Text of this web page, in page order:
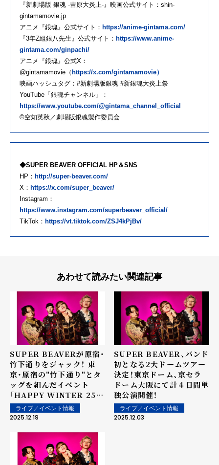
『新劇場版 銀魂 -吉原大炎上-』映画公式サイト：shin-
gintamamovie.jp
アニメ『銀魂』公式サイト： https://anime-gintama.com/
『3年Z組銀八先生』公式サイト： https://www.anime-
gintama.com/ginpachi/
アニメ『銀魂』公式X：
@gintamamovie（https://x.com/gintamamovie）
映画ハッシュタグ：#新劇場版銀魂 #新銀魂大炎上祭
YouTube「銀魂チャンネル」：
https://www.youtube.com/@gintama_channel_official
©空知英秋／劇場版銀魂製作委員会
◆SUPER BEAVER OFFICIAL HP＆SNS
HP： http://super-beaver.com/
X： https://x.com/super_beaver/
Instagram：
https://www.instagram.com/superbeaver_official/
TikTok： https://vt.tiktok.com/ZSJ4kPjBv/
あわせて読みたい関連記事
SUPER BEAVERが原宿・
竹下通りをジャック！ 東
京・原宿の"竹下通り"とタ
ッグを組んだイベント
「HAPPY WINTER 25-
26 SUPER BEAVER ×
TAKESHITA-St.」の開催
ライブ／イベント情報
2025.12.19
SUPER BEAVER、バンド
初となる2大ドームツアー
決定！東京ドーム、京セラ
ドーム大阪にて計４日間単
独公演開催！
ライブ／イベント情報
2025.12.03